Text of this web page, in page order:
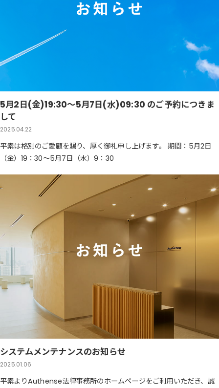
5月2日(金)19:30～5月7日(水)09:30 のご予約につきま
して
2025.04.22
平素は格別のご愛顧を賜り、厚く御礼申し上げます。 期間：5月2日
（金）19：30～5月7日（水）9：30
システムメンテナンスのお知らせ
2025.01.06
平素よりAuthense法律事務所のホームページをご利用いただき、誠